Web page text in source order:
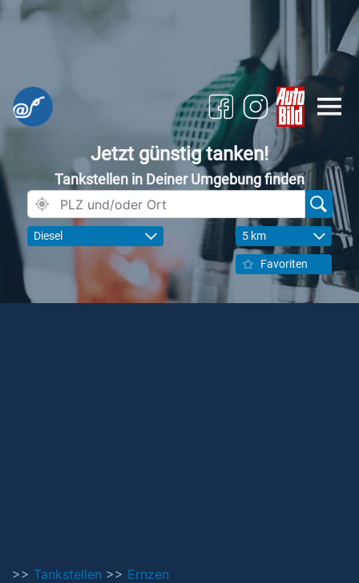
Jetzt günstig tanken!
Tankstellen in Deiner Umgebung finden
Diesel 5 km
Favoriten
>> Tankstellen >> Ernzen